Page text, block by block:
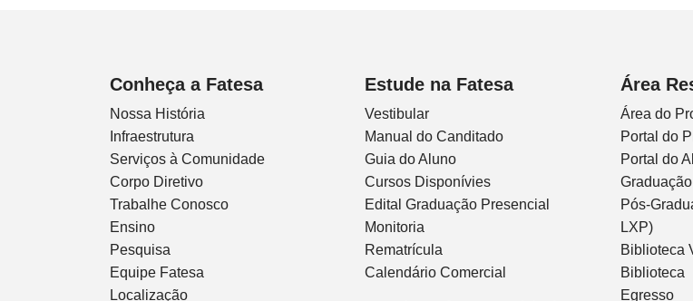
Conheça a Fatesa
Nossa História
Infraestrutura
Serviços à Comunidade
Corpo Diretivo
Trabalhe Conosco
Ensino
Pesquisa
Equipe Fatesa
Localização
Estude na Fatesa
Vestibular
Manual do Canditado
Guia do Aluno
Cursos Disponívies
Edital Graduação Presencial
Monitoria
Rematrícula
Calendário Comercial
Área
Área do
Portal do
Portal do
Pós-
LXP)
Biblioteca
Biblioteca
Egresso